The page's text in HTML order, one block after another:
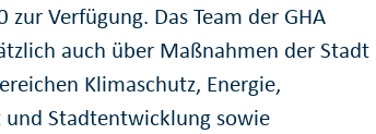
Verfügung. Das Team der GHA
auch über Maßnahmen der Stadt
Klimaschutz, Energie,
Stadtentwicklung sowie